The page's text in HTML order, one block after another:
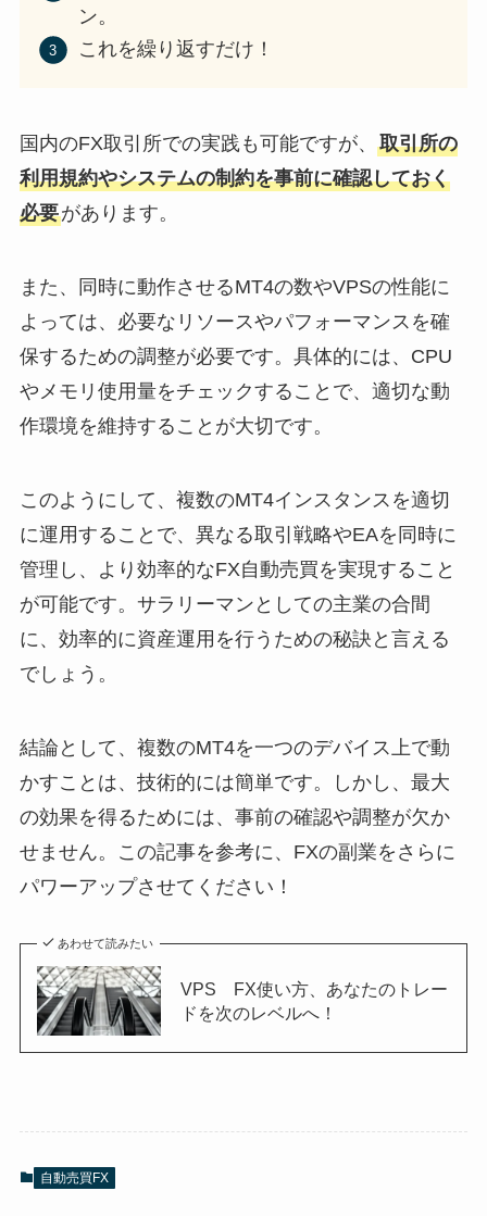
ン。
これを繰り返すだけ！
国内のFX取引所での実践も可能ですが、 取引所の
利用規約やシステムの制約を事前に確認しておく
必要があります。
また、同時に動作させるMT4の数やVPSの性能に
よっては、必要なリソースやパフォーマンスを確
保するための調整が必要です。具体的には、CPU
やメモリ使用量をチェックすることで、適切な動
作環境を維持することが大切です。
このようにして、複数のMT4インスタンスを適切
に運用することで、異なる取引戦略やEAを同時に
管理し、より効率的なFX自動売買を実現すること
が可能です。サラリーマンとしての主業の合間
に、効率的に資産運用を行うための秘訣と言える
でしょう。
結論として、複数のMT4を一つのデバイス上で動
かすことは、技術的には簡単です。しかし、最大
の効果を得るためには、事前の確認や調整が欠か
せません。この記事を参考に、FXの副業をさらに
パワーアップさせてください！
あわせて読みたい
VPS FX使い方、あなたのトレー
ドを次のレベルへ！
自動売買FX